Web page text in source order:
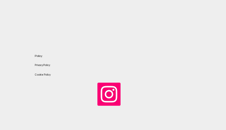
Policy
Privacy Policy
Cookie Policy